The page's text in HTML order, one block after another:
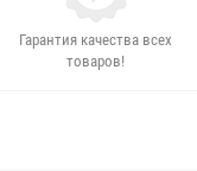
Гарантия качества всех
товаров!